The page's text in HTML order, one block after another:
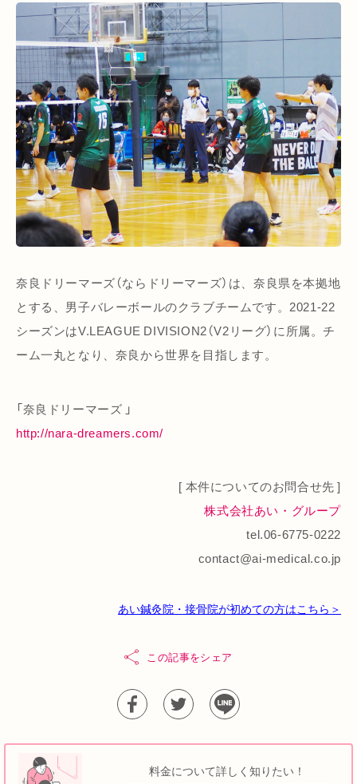
奈良ドリーマーズ（ならドリーマーズ）は、奈良県を本拠地
とする、男子バレーボールのクラブチームです。2021-22
シーズンはV.LEAGUE DIVISION2（V2リーグ）に所属。チ
ーム一丸となり、奈良から世界を目指します。
「奈良ドリーマーズ 」
http://nara-dreamers.com/
[ 本件についてのお問合せ先 ]
株式会社あい・グループ
tel.06-6775-0222
contact@ai-medical.co.jp
あい鍼灸院・接骨院が初めての方はこちら＞
この記事をシェア
料金について詳しく知りたい！